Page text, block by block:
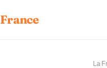
France
La